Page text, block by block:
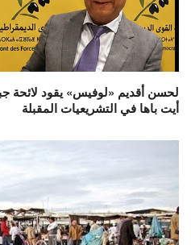
لحسن أقديم «لوفيس» يقود لائحة
أيت باها في التشريعيات المقبلة